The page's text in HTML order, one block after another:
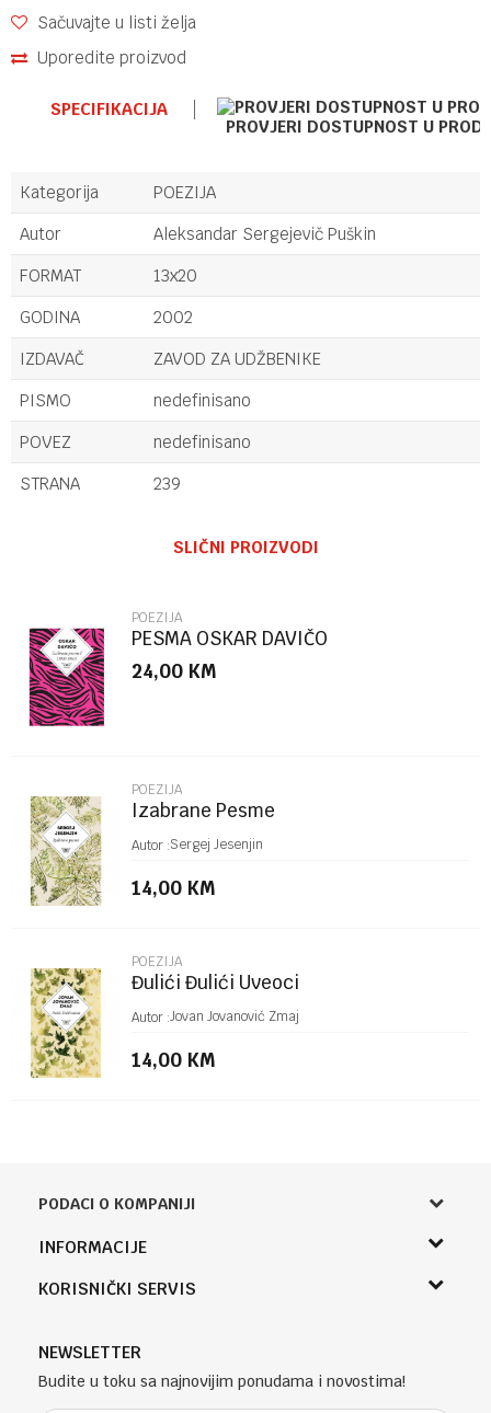
Sačuvajte u listi želja
Uporedite proizvod
SPECIFIKACIJA
PROVJERI DOSTUPNOST U
Kategorija
POEZIJA
Autor
Aleksandar Sergejevič Puškin
FORMAT
13x20
GODINA
2002
IZDAVAČ
ZAVOD ZA UDŽBENIKE
PISMO
nedefinisano
POVEZ
nedefinisano
STRANA
239
Poruka
POŠALJI
SLIČNI PROIZVODI
POEZIJA
PESMA OSKAR DAVIČO
24,00 KM
POEZIJA
Izabrane Pesme
Autor :Sergej Jesenjin
14,00 KM
POEZIJA
Đulići Đulići Uveoci
Autor :Jovan Jovanović Zmaj
14,00 KM
PODACI O KOMPANIJI
Knjižara Kultura
Knjaza Miloša 3A
Telefon (uprava firme Sladaboni d.o.o)
051 303 460
INFORMACIJE
O nama
Kontakt
Klub povjerenja "Knjižara Kultura"
KORISNIČKI SERVIS
Politika privatnosti
Kako kupiti
Načini plaćanja
NEWSLETTER
Budite u toku sa najnovijim ponudama i novostima!